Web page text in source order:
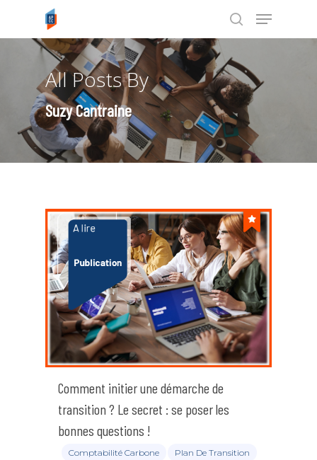
Tapez ENTRÉE pour rechercher ou
ESC pour annuler
All Posts By
Suzy Cantraine
Comment initier une démarche de
transition ? Le secret : se poser les
bonnes questions !
Comptabilité Carbone Plan De Transition